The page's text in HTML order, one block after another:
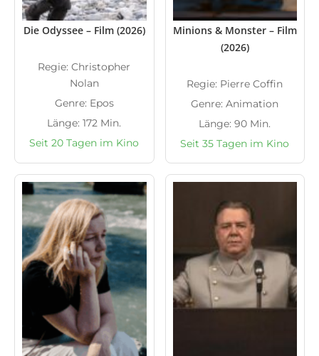
Die Odyssee – Film (2026)
Regie: Christopher
Nolan
Genre: Epos
Länge: 172 Min.
Seit 20 Tagen im Kino
Minions & Monster – Film
(2026)
Regie: Pierre Coffin
Genre: Animation
Länge: 90 Min.
Seit 35 Tagen im Kino